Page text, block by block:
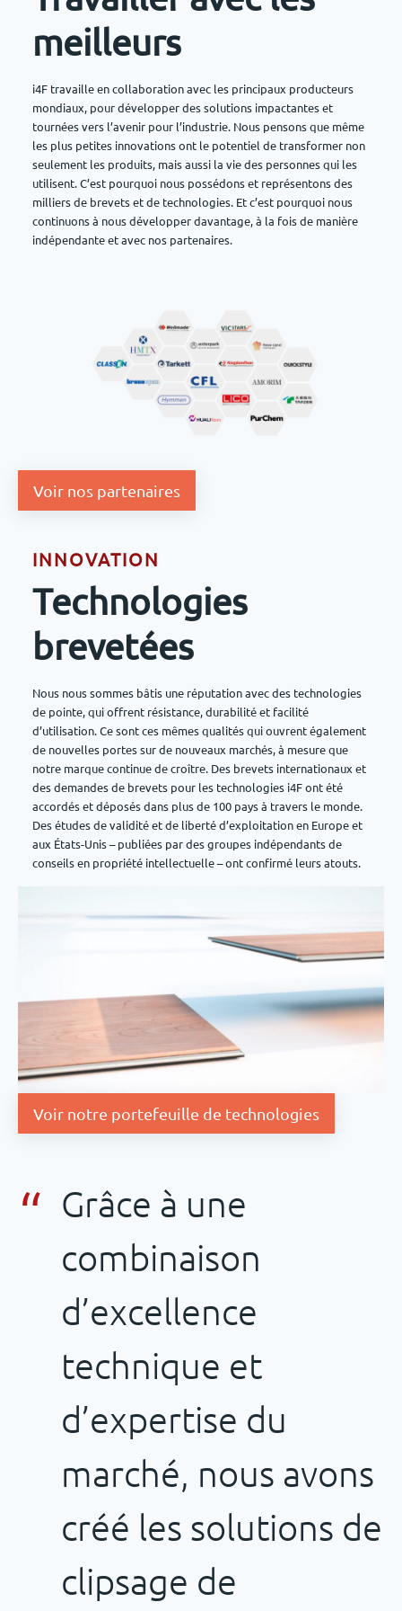
meilleurs
i4F travaille en collaboration avec les principaux producteurs
mondiaux, pour développer des solutions impactantes et
tournées vers l’avenir pour l’industrie. Nous pensons que même
les plus petites innovations ont le potentiel de transformer non
seulement les produits, mais aussi la vie des personnes qui les
utilisent. C’est pourquoi nous possédons et représentons des
milliers de brevets et de technologies. Et c’est pourquoi nous
continuons à nous développer davantage, à la fois de manière
indépendante et avec nos partenaires.
Voir nos partenaires
INNOVATION
Technologies
brevetées
Nous nous sommes bâtis une réputation avec des technologies
de pointe, qui offrent résistance, durabilité et facilité
d’utilisation. Ce sont ces mêmes qualités qui ouvrent également
de nouvelles portes sur de nouveaux marchés, à mesure que
notre marque continue de croître. Des brevets internationaux et
des demandes de brevets pour les technologies i4F ont été
accordés et déposés dans plus de 100 pays à travers le monde.
Des études de validité et de liberté d’exploitation en Europe et
aux États-Unis – publiées par des groupes indépendants de
conseils en propriété intellectuelle – ont confirmé leurs atouts.
Voir notre portefeuille de technologies
Grâce à une
combinaison
d’excellence
technique et
d’expertise du
marché, nous avons
créé les solutions de
clipsage de